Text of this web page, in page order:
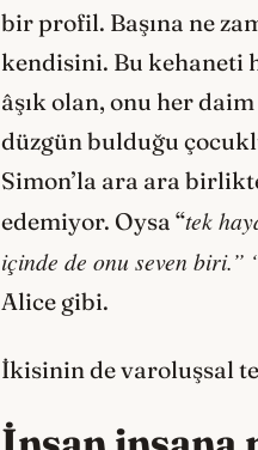
bir profil. Başına ne
kendisini. Bu kehaneti
âşık olan, onu her
düzgün bulduğu
Simon’la ara ara
edemiyor. Oysa “tek
içinde de onu seven biri.”
Alice gibi.
İkisinin de varoluşsal